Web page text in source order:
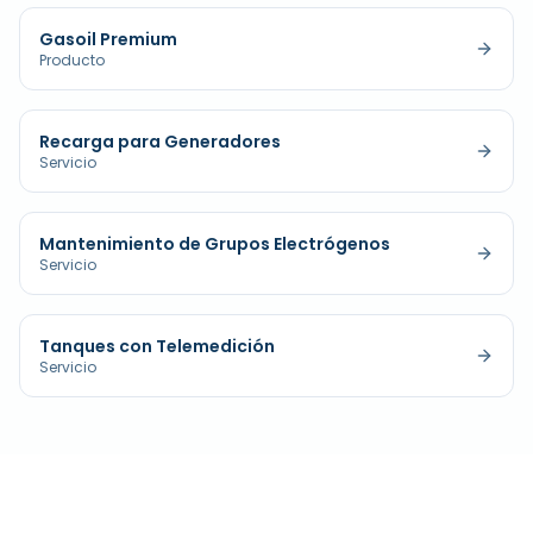
Gasoil Premium
Producto
Recarga para Generadores
Servicio
Mantenimiento de Grupos Electrógenos
Servicio
Tanques con Telemedición
Servicio